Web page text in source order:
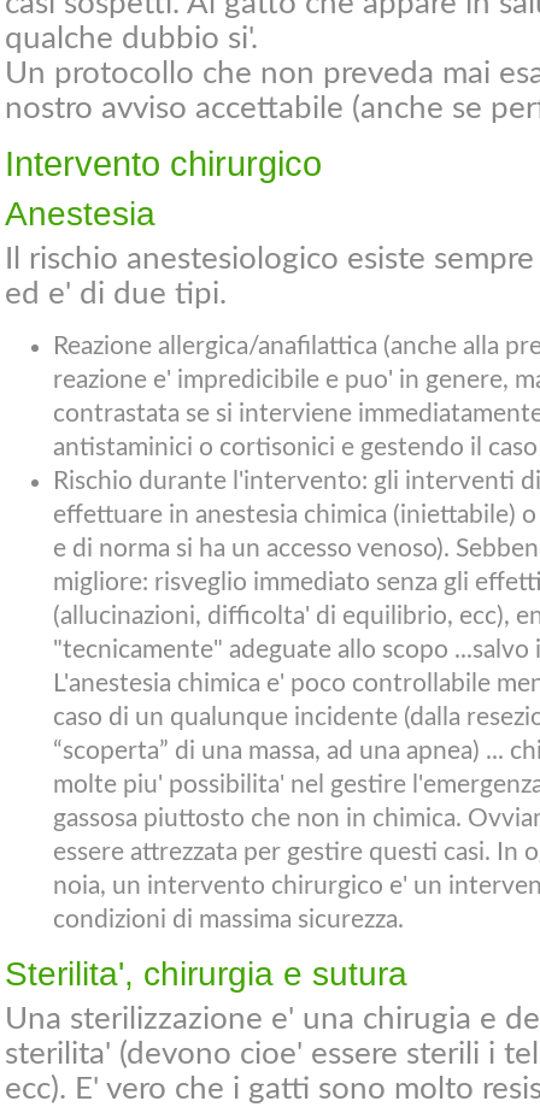
qualche dubbio si'.
Un protocollo che non preveda mai
nostro avviso accettabile (anche se
Intervento chirurgico
Anestesia
Il rischio anestesiologico esiste
ed e' di due tipi.
Reazione allergica/anafilattica (anche alla
reazione e' impredicibile e puo' in genere,
contrastata se si interviene
antistaminici o cortisonici e gestendo il
Rischio durante l'intervento: gli interventi
effettuare in anestesia chimica (iniettabile)
e di norma si ha un accesso venoso).
migliore: risveglio immediato senza gli
(allucinazioni, difficolta' di equilibrio, ecc),
"tecnicamente" adeguate allo scopo
L'anestesia chimica e' poco controllabile
caso di un qualunque incidente (dalla
“scoperta” di una massa, ad una apnea) ...
molte piu' possibilita' nel gestire
gassosa piuttosto che non in chimica.
essere attrezzata per gestire questi casi. In
noia, un intervento chirurgico e' un
condizioni di massima sicurezza.
Sterilita', chirurgia e sutura
Una sterilizzazione e' una chirugia e
sterilita' (devono cioe' essere sterili i
ecc). E' vero che i gatti sono molto